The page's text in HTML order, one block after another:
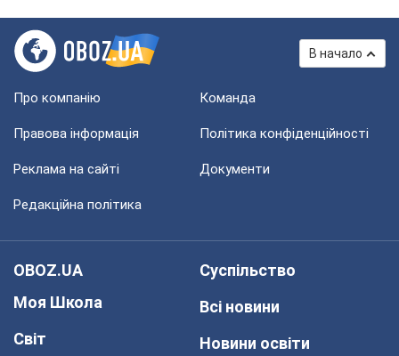
В начало
Про компанію Команда
Правова інформація Політика конфіденційності
Реклама на сайті Документи
Редакційна політика
OBOZ.UA
Моя Школа
Світ
Суспільство
Всі новини
Новини освіти